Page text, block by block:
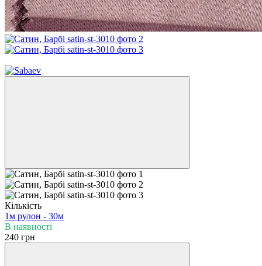
Кількість
1м рулон - 30м
В наявності
240 грн